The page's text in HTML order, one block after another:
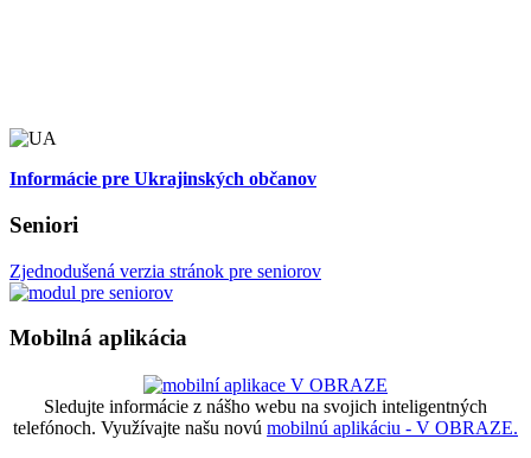
Informácie pre Ukrajinských občanov
Seniori
Zjednodušená verzia stránok pre seniorov
Mobilná aplikácia
Sledujte informácie z nášho webu na svojich inteligentných
telefónoch. Využívajte našu novú mobilnú aplikáciu - V OBRAZE.